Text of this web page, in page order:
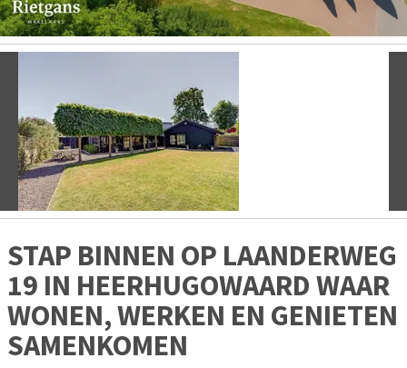
Vorige
STAP BINNEN OP LAANDERWEG
19 IN HEERHUGOWAARD WAAR
WONEN, WERKEN EN GENIETEN
SAMENKOMEN